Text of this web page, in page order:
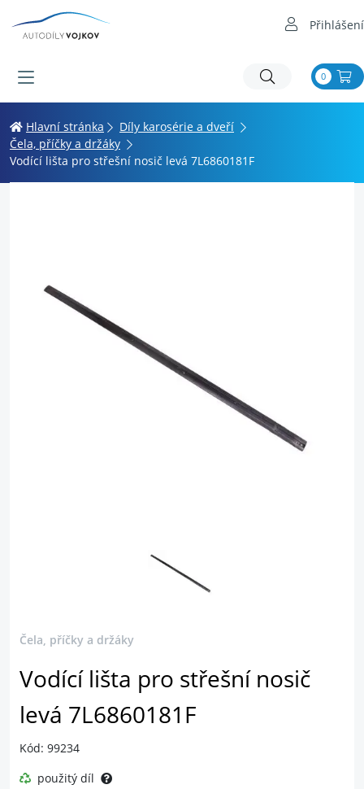
Přihlášení
0
Hlavní stránka
Díly karosérie a dveří
Čela, příčky a držáky
Vodící lišta pro střešní nosič levá 7L6860181F
Čela, příčky a držáky
Vodící lišta pro střešní nosič
levá 7L6860181F
Kód: 99234
použitý díl